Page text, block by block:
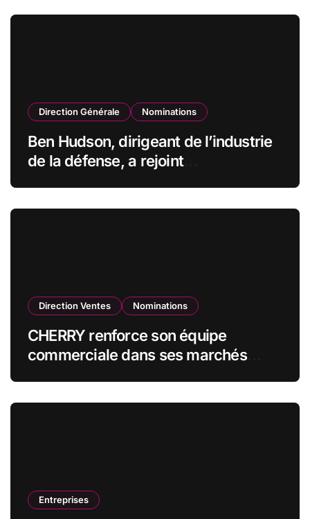
Direction Générale Nominations
Ben Hudson, dirigeant de l’industrie
de la défense, a rejoint
Direction Ventes Nominations
CHERRY renforce son équipe
commerciale dans ses marchés
Entreprises